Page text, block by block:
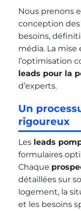
Nous prenons
conception
besoins,
média. La
l’optimisation
leads pour la
d’experts.
Un
rigoureux
Les leads
formulaires
Chaque
détaillées sur
logement, la
et les besoins